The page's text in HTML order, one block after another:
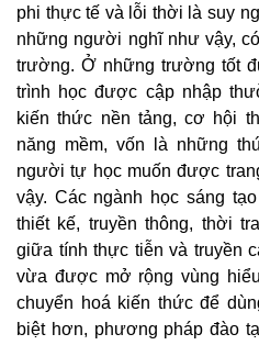
phi thực tế và lỗi thời là suy
những người nghĩ như vậy,
trường. Ở những trường tốt
trình học được cập nhập
kiến thức nền tảng, cơ hội
năng mềm, vốn là những
người tự học muốn được
vậy. Các ngành học sáng
thiết kế, truyền thông, thời
giữa tính thực tiễn và truyền
vừa được mở rộng vùng
chuyển hoá kiến thức để
biệt hơn, phương pháp đào